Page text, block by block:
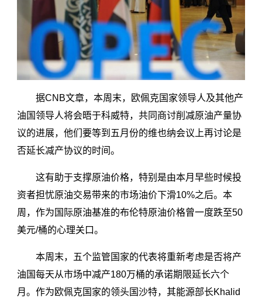
据CNB文章，本周末，欧佩克国家领导人及其他产
油国领导人将会晤于科威特，共同商讨削减原油产量协
议的进展，他们要等到五月份的维也纳会议上再讨论是
否延长减产协议的时间。
这有助于支撑原油价格，特别是由本月早些时候投
资者担忧原油交易带来的市场油价下滑10%之后。本
周，作为国际原油基准的布伦特原油价格曾一度跌至50
美元/桶的心理关口。
本周末，五个监管国家的代表将重新考虑是否将产
油国每天从市场中减产180万桶的承诺期限延长六个
月。作为欧佩克国家的领头国沙特，其能源部长Khalid